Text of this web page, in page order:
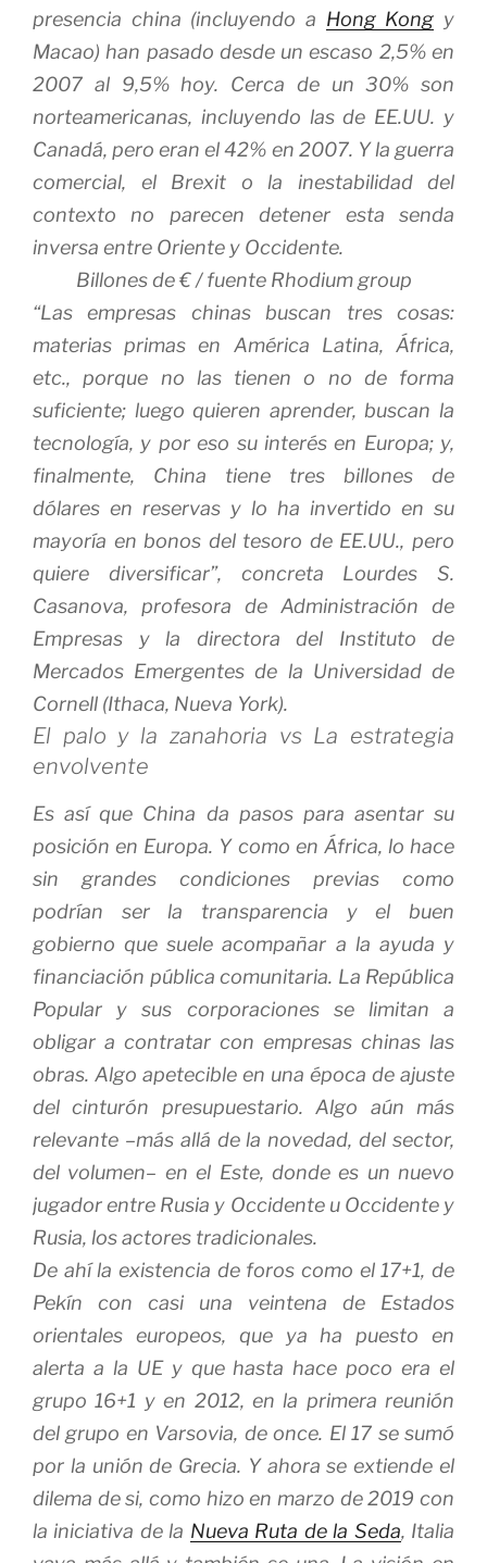
presencia china (incluyendo a Hong Kong y
Macao) han pasado desde un escaso 2,5% en
2007 al 9,5% hoy. Cerca de un 30% son
norteamericanas, incluyendo las de EE.UU. y
Canadá, pero eran el 42% en 2007. Y la guerra
comercial, el Brexit o la inestabilidad del
contexto no parecen detener esta senda
inversa entre Oriente y Occidente.
Billones de € / fuente Rhodium group
“Las empresas chinas buscan tres cosas:
materias primas en América Latina, África,
etc., porque no las tienen o no de forma
suficiente; luego quieren aprender, buscan la
tecnología, y por eso su interés en Europa; y,
finalmente, China tiene tres billones de
dólares en reservas y lo ha invertido en su
mayoría en bonos del tesoro de EE.UU., pero
quiere diversificar”, concreta Lourdes S.
Casanova, profesora de Administración de
Empresas y la directora del Instituto de
Mercados Emergentes de la Universidad de
Cornell (Ithaca, Nueva York).
El palo y la zanahoria vs La estrategia
envolvente
Es así que China da pasos para asentar su
posición en Europa. Y como en África, lo hace
sin grandes condiciones previas como
podrían ser la transparencia y el buen
gobierno que suele acompañar a la ayuda y
financiación pública comunitaria. La República
Popular y sus corporaciones se limitan a
obligar a contratar con empresas chinas las
obras. Algo apetecible en una época de ajuste
del cinturón presupuestario. Algo aún más
relevante –más allá de la novedad, del sector,
del volumen– en el Este, donde es un nuevo
jugador entre Rusia y Occidente u Occidente y
Rusia, los actores tradicionales.
De ahí la existencia de foros como el 17+1, de
Pekín con casi una veintena de Estados
orientales europeos, que ya ha puesto en
alerta a la UE y que hasta hace poco era el
grupo 16+1 y en 2012, en la primera reunión
del grupo en Varsovia, de once. El 17 se sumó
por la unión de Grecia. Y ahora se extiende el
dilema de si, como hizo en marzo de 2019 con
la iniciativa de la Nueva Ruta de la Seda, Italia